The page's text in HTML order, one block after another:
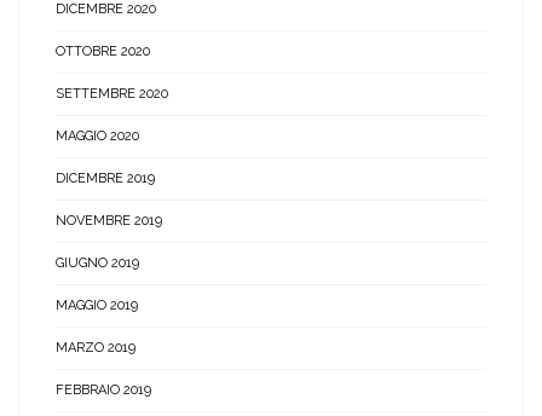
DICEMBRE 2020
OTTOBRE 2020
SETTEMBRE 2020
MAGGIO 2020
DICEMBRE 2019
NOVEMBRE 2019
GIUGNO 2019
MAGGIO 2019
MARZO 2019
FEBBRAIO 2019